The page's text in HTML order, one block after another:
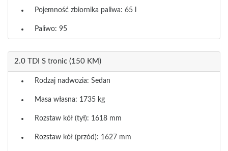
Pojemność zbiornika paliwa: 65 l
Paliwo: 95
2.0 TDI S tronic (150 KM)
Rodzaj nadwozia: Sedan
Masa własna: 1735 kg
Rozstaw kół (tył): 1618 mm
Rozstaw kół (przód): 1627 mm